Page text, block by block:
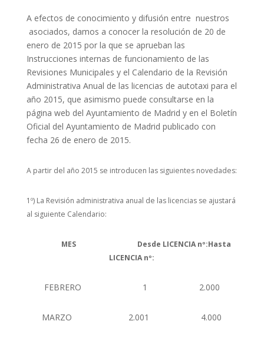
A efectos de conocimiento y difusión entre nuestros
asociados, damos a conocer la resolución de 20 de
enero de 2015 por la que se aprueban las
Instrucciones internas de funcionamiento de las
Revisiones Municipales y el Calendario de la Revisión
Administrativa Anual de las licencias de autotaxi para el
año 2015, que asimismo puede consultarse en la
página web del Ayuntamiento de Madrid y en el Boletín
Oficial del Ayuntamiento de Madrid publicado con
fecha 26 de enero de 2015.
A partir del año 2015 se introducen las siguientes novedades:
1º) La Revisión administrativa anual de las licencias se ajustará
al siguiente Calendario:
MES Desde LICENCIA nº:Hasta
LICENCIA nº:
FEBRERO 1 2.000
MARZO 2.001 4.000